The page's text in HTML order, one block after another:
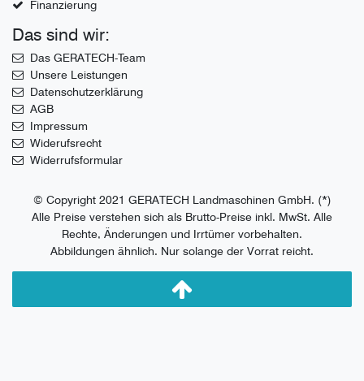
Finanzierung
Das sind wir:
Das GERATECH-Team
Unsere Leistungen
Datenschutzerklärung
AGB
Impressum
Widerufsrecht
Widerrufsformular
© Copyright 2021 GERATECH Landmaschinen GmbH. (*)
Alle Preise verstehen sich als Brutto-Preise inkl. MwSt. Alle
Rechte, Änderungen und Irrtümer vorbehalten.
Abbildungen ähnlich. Nur solange der Vorrat reicht.